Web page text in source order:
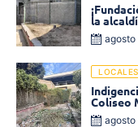
la
limpieza
LOCALES
Coliseo